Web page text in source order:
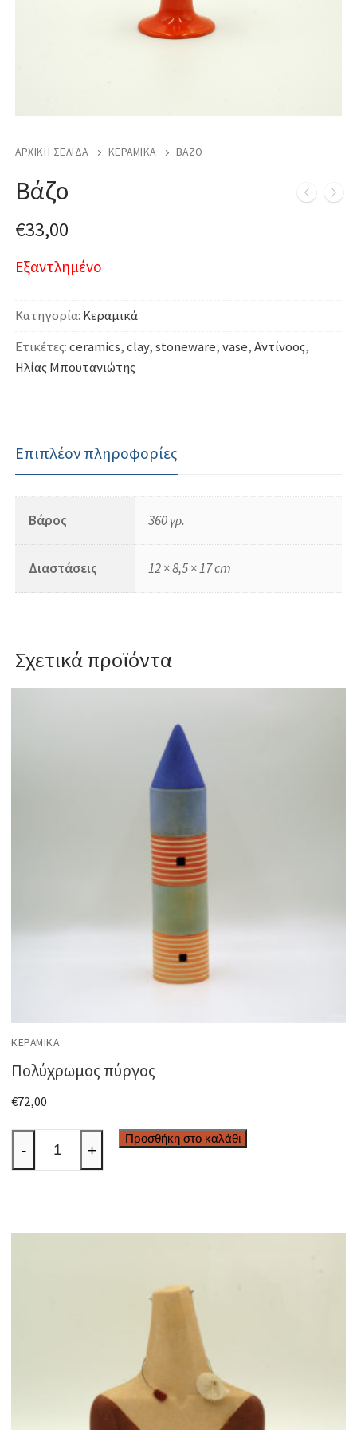
ΑΡΧΙΚΉ ΣΕΛΊΔΑ ΚΕΡΑΜΙΚΆ ΒΆΖΟ
Βάζο
€33,00
Εξαντλημένο
Κατηγορία: Κεραμικά
Ετικέτες:ceramics,clay,stoneware,vase,Αντίνοος,
Ηλίας Μπουτανιώτης
Επιπλέον πληροφορίες
Βάρος 360 γρ.
Διαστάσεις 12 × 8,5 × 17 cm
Σχετικά προϊόντα
ΚΕΡΑΜΙΚΆ
Πολύχρωμος πύργος
€72,00
Πολύχρωμος
πύργος
- +
Προσθήκη στο καλάθι